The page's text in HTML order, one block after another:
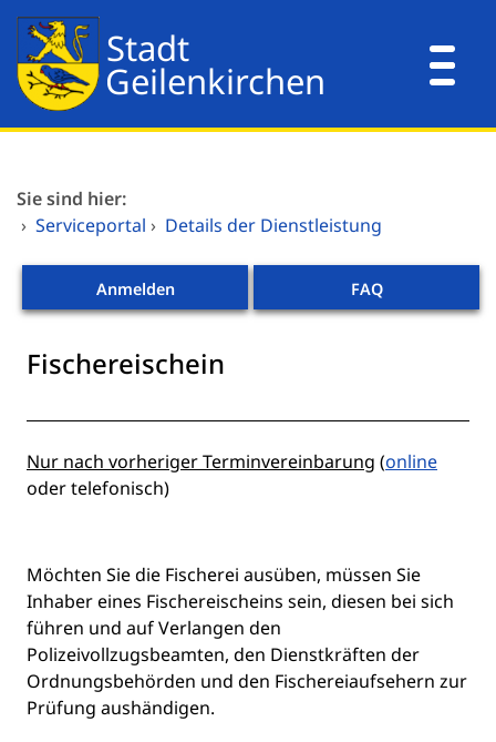
Zum Hauptinhalt springen
Zum Header
Zum Hauptinhalt
Zum Footer
Mitarbeitende A-Z
Verwaltungsorganisation
Sie sind hier:
› Serviceportal › Details der Dienstleistung
FAQ
Anmelden
Fischereischein
Beschreibung
Nur nach vorheriger Terminvereinbarung (online
oder telefonisch)
Möchten Sie die Fischerei ausüben, müssen Sie
Inhaber eines Fischereischeins sein, diesen bei sich
führen und auf Verlangen den
Polizeivollzugsbeamten, den Dienstkräften der
Ordnungsbehörden und den Fischereiaufsehern zur
Prüfung aushändigen.